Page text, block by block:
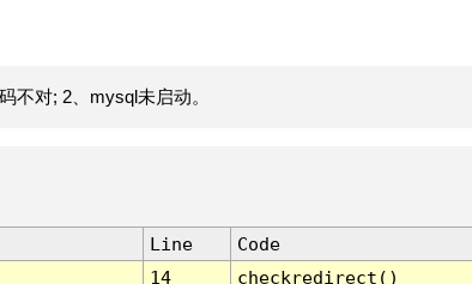
不对; 2、mysql未启动。
Line
Code
14
checkredirect()